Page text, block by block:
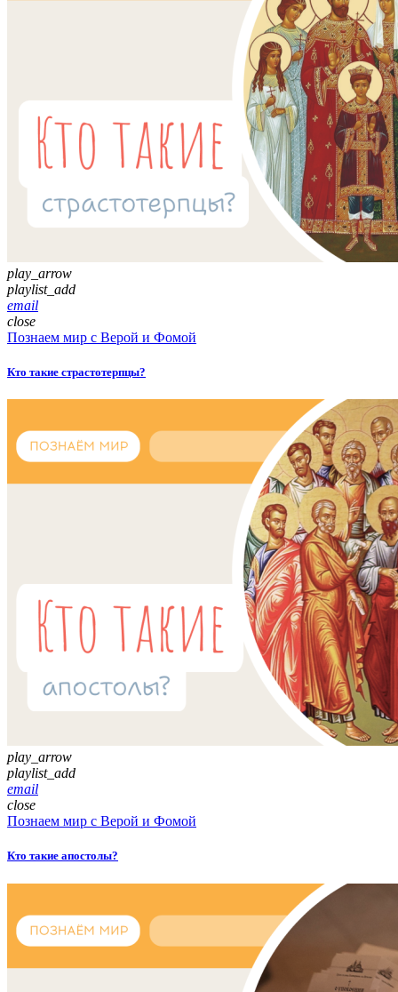
play_arrow
playlist_add
email
close
Познаем мир с Верой и Фомой
Кто такие страстотерпцы?
play_arrow
playlist_add
email
close
Познаем мир с Верой и Фомой
Кто такие апостолы?